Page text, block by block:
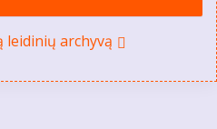
leidinių archyvą